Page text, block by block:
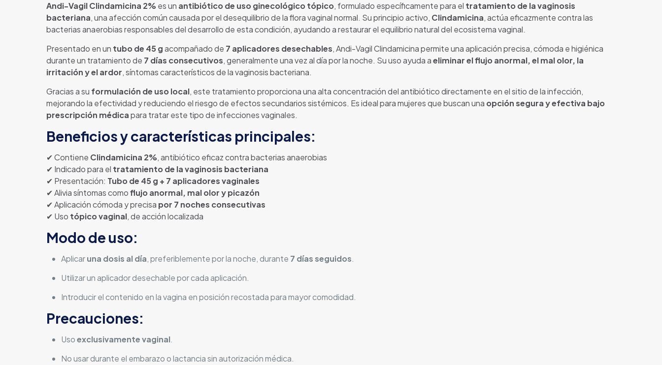
Andi-Vagil Clindamicina 2% es un antibiótico de uso ginecológico tópico, formulado específicamente para el tratamiento de la vaginosis
bacteriana, una afección común causada por el desequilibrio de la flora vaginal normal. Su principio activo, Clindamicina, actúa eficazmente contra las
bacterias anaerobias responsables del desarrollo de esta condición, ayudando a restaurar el equilibrio natural del ecosistema vaginal.
Presentado en un tubo de 45 gacompañado de 7 aplicadores desechables, Andi-Vagil Clindamicina permite una aplicación precisa, cómoda e higiénica
durante un tratamiento de 7 días consecutivos, generalmente una vez al día por la noche. Su uso ayuda aeliminar el flujo anormal, el mal olor, la
irritación y el ardor, síntomas característicos de la vaginosis bacteriana.
Gracias a su formulación de uso local, este tratamiento proporciona una alta concentración del antibiótico directamente en el sitio de la infección,
mejorando la efectividad y reduciendo el riesgo de efectos secundarios sistémicos. Es ideal para mujeres que buscan una opción segura y efectiva bajo
prescripción médicapara tratar este tipo de infecciones vaginales.
Beneficios y características principales:
✔ Contiene Clindamicina 2%, antibiótico eficaz contra bacterias anaerobias
✔ Indicado para el tratamiento de la vaginosis bacteriana
✔ Presentación: Tubo de 45 g + 7 aplicadores vaginales
✔ Alivia síntomas comoflujo anormal, mal olor y picazón
✔ Aplicación cómoda y precisa por 7 noches consecutivas
✔ Uso tópico vaginal, de acción localizada
Modo de uso:
Aplicaruna dosis al día, preferiblemente por la noche, durante 7 días seguidos.
Utilizar un aplicador desechable por cada aplicación.
Introducir el contenido en la vagina en posición recostada para mayor comodidad.
Precauciones:
Usoexclusivamente vaginal.
No usar durante el embarazo o lactancia sin autorización médica.